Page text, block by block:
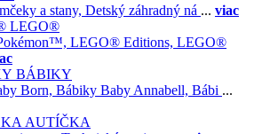
a stany, Detský záhradný ná ... viac
LEGO®
LEGO® Editions, LEGO®
BÁBIKY
Born, Bábiky Baby Annabell, Bábi ...
AUTÍČKA